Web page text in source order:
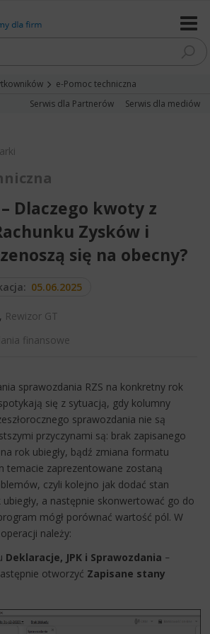
e-Pomoc techniczna
Serwis dla Partnerów
Serwis dla mediów
Dlaczego kwoty z
Zysków i
się na obecny?
05.06.2025
, Rewizor GT
finansowe
sprawozdania RZS na konkretny rok
się z sytuacją, gdy kolumny
sprawozdania nie są
przyczynami są: brak zapisanego
rok ubiegły, bądź zmiana formatu
temacie zaprezentowane zostaną
czyli kolejno jak dodać stan
a następnie skonwertować go do
mógł porównać wartość pól. W
należy:
Deklaracje, JPK i Sprawozdania –
otworzyć Zapisane stany